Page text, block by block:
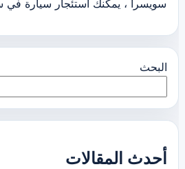
سويسرا ، يمكنك استئجار سيارة
البحث
أحدث المقالات